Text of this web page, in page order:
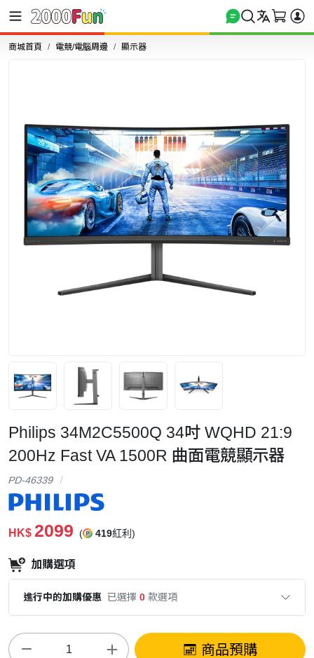
商城首頁 電競/電腦周邊 顯示器
Philips 34M2C5500Q 34吋 WQHD 21:9
200Hz Fast VA 1500R 曲面電競顯示器
PD-46339
HK$ 2099 ( 419紅利)
加購選項
進行中的加購優惠 已選擇 0 款選項
商品預購